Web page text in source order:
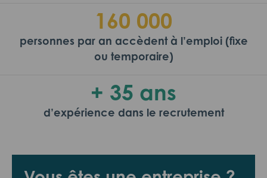
160 000
personnes par an accèdent à l’emploi (fixe
ou temporaire)
+ 35 ans
d’expérience dans le recrutement